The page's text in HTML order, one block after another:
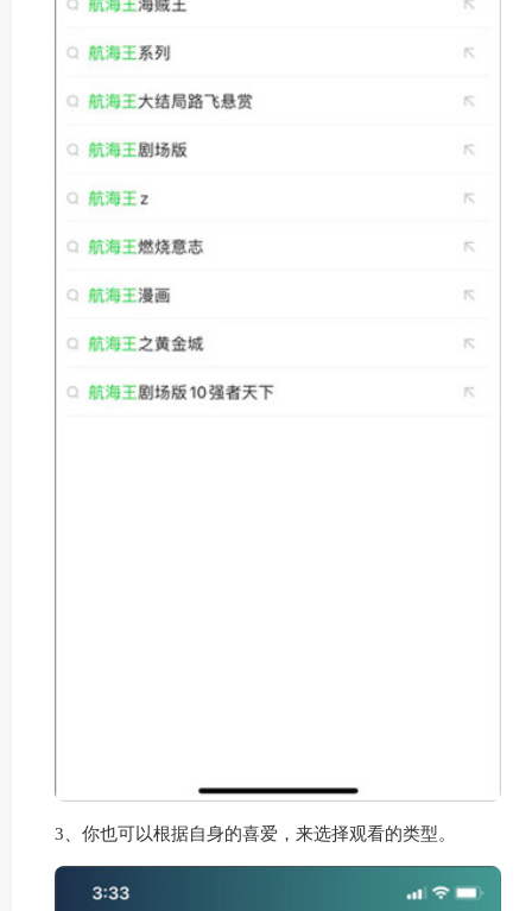
3、你也可以根据自身的喜爱，来选择观看的类型。